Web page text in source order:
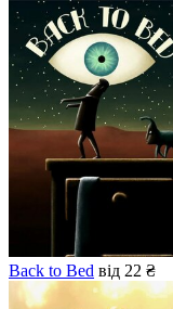
Back to Bed від 22 ₴